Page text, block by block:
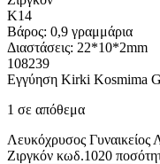
K14
Βάρος: 0,9 γραμμάρια
Διαστάσεις: 22*10*2mm
108239
Εγγύηση Kirki Kosmima
1 σε απόθεμα
Λευκόχρυσος
Ζιργκόν κωδ.1020